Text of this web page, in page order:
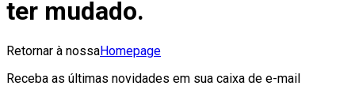
ter mudado.
Retornar à nossaHomepage
Receba as últimas novidades em sua caixa de e-mail